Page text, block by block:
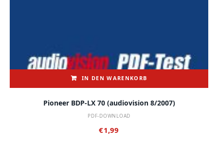
IN DEN WARENKORB
Pioneer BDP-LX 70 (audiovision 8/2007)
PDF-DOWNLOAD
€1,99